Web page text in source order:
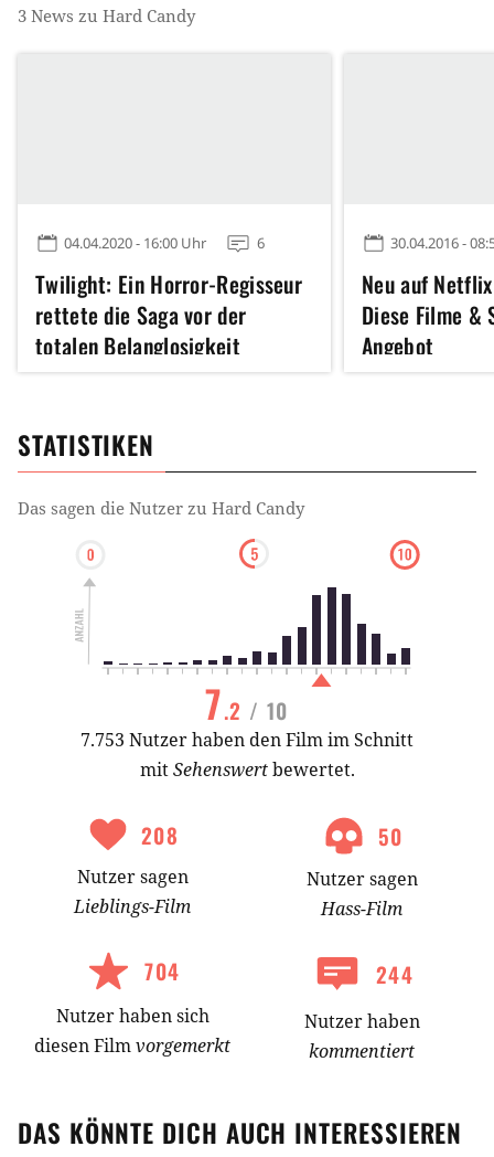
3 News zu Hard Candy
04.04.2020 - 16:00 Uhr 6
Twilight: Ein Horror-Regisseur
rettete die Saga vor der
totalen Belanglosigkeit
30.04.2016 -
Neu auf
Diese Filme &
Angebot
STATISTIKEN
Das sagen die Nutzer zu Hard Candy
7.2 / 10
7.753 Nutzer haben den Film im Schnitt
mitSehenswertbewertet.
208
Nutzersagen
Lieblings-Film
50
Nutzersagen
Hass-Film
704
Nutzerhabensich
diesen Filmvorgemerkt
244
Nutzer haben
kommentiert
DAS KÖNNTE DICH AUCH INTERESSIEREN